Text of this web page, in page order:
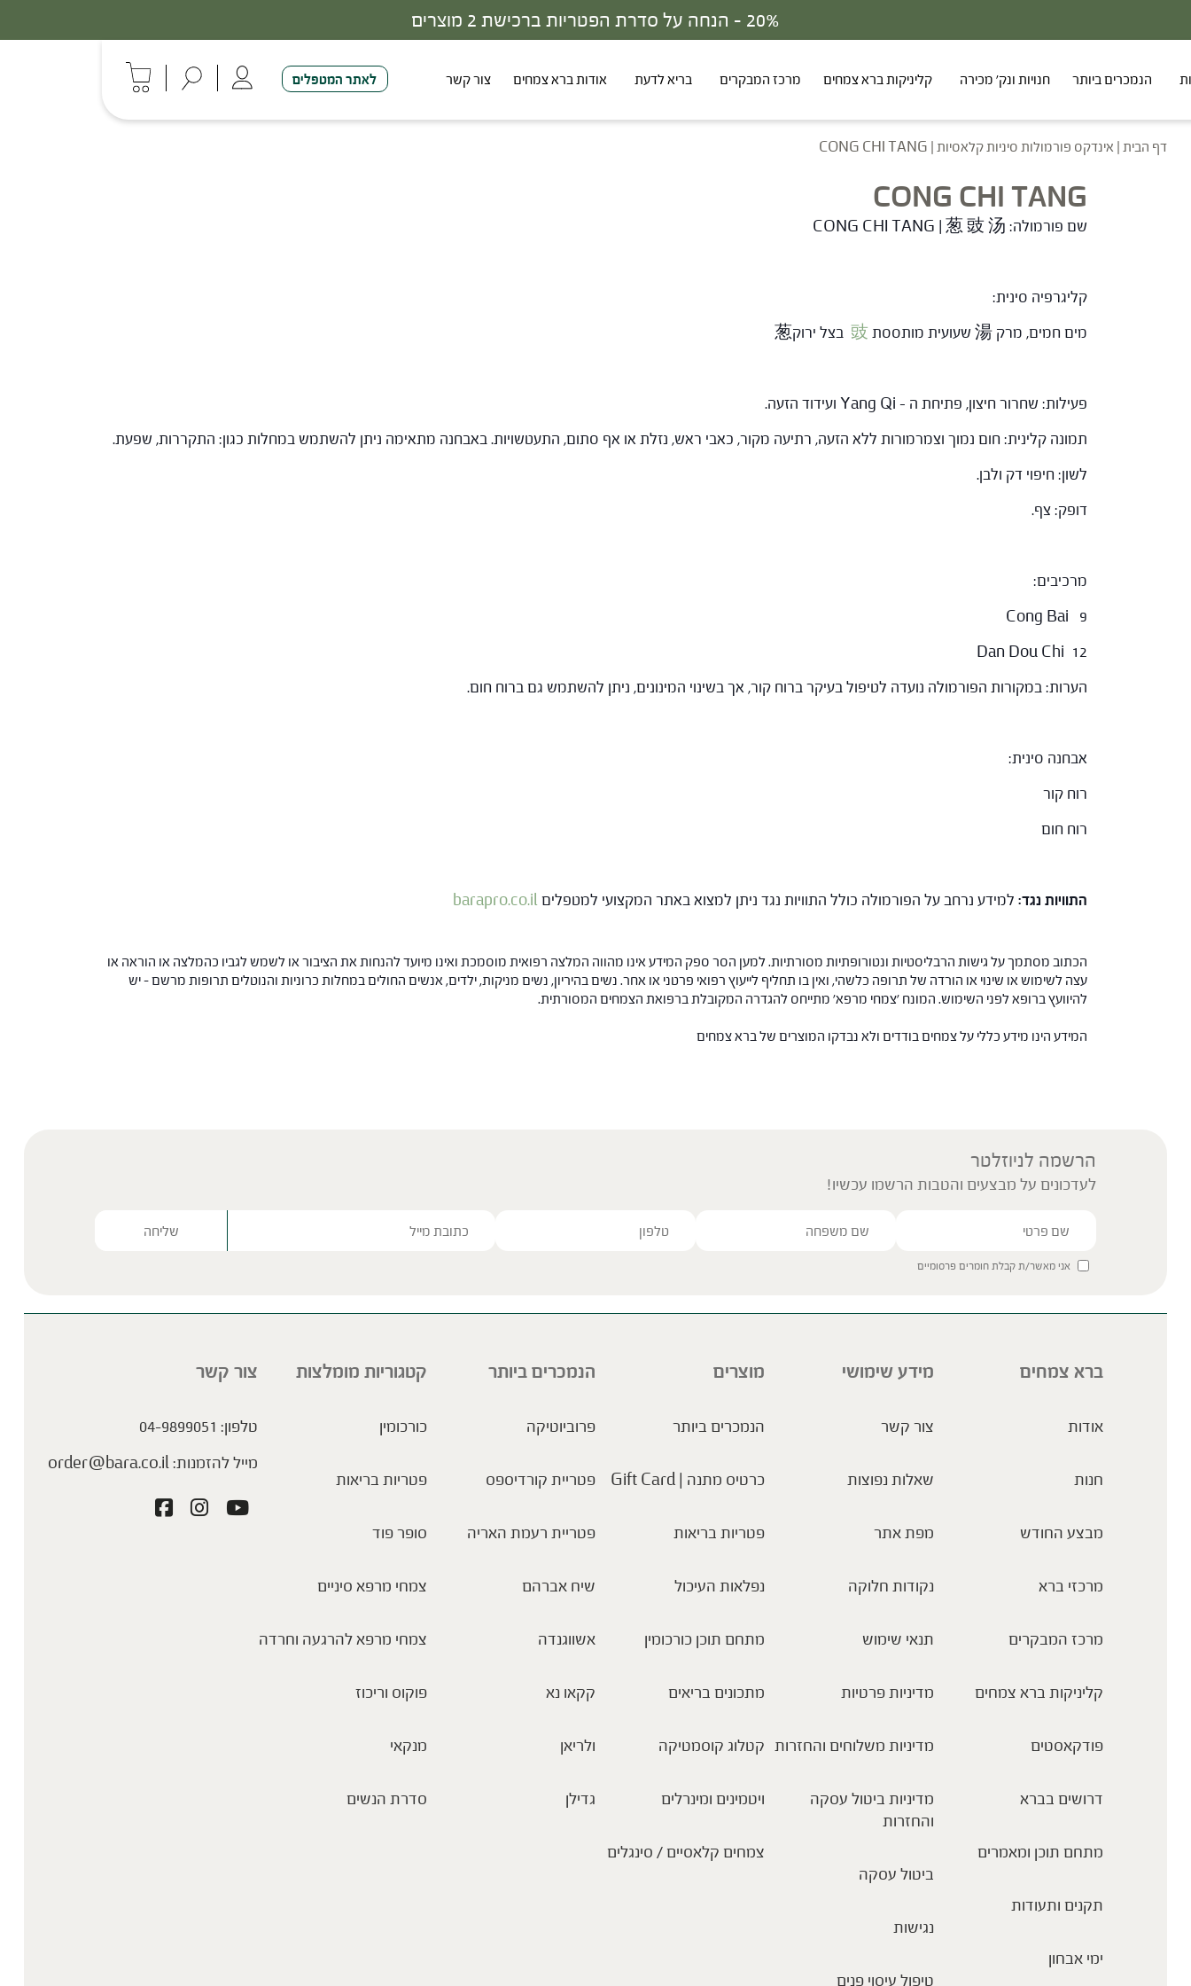
20% - הנחה על סדרת הפטריות ברכישת 2 מוצרים
הנמכרים ביותר חנויות ונק' מכירה קליניקות ברא צמחים מרכז המבקרים בריא לדעת אודות ברא צמחים צור קשר לאתר המטפלים
דף הבית | אינדקס פורמולות סיניות קלאסיות |
CONG CHI TANG
CONG CHI TANG
שם פורמולה: CONG CHI TANG | 葱 豉 汤
קליגרפיה סינית:
מים חמים, מרק 湯 שעועית מותססת
豉 בצל ירוק葱
פעילות: שחרור חיצון, פתיחת ה – Yang Qi ועידוד הזעה.
תמונה קלינית: חום נמוך וצמרמורות ללא הזעה, רתיעה מקור, כאבי ראש, נזלת או אף סתום, התעטשויות. באבחנה מתאימה ניתן להשתמש במחלות כגון: התקררות, שפעת.
לשון: חיפוי דק ולבן.
דופק: צף.
מרכיבים:
Cong Bai 9
Dan Dou Chi 12
הערות: במקורות הפורמולה נועדה לטיפול בעיקר ברוח קור, אך בשינוי המינונים, ניתן להשתמש גם ברוח חום.
אבחנה סינית:
רוח קור
רוח חום
התוויות נגד: למידע נרחב על הפורמולה כולל התוויות נגד ניתן למצוא באתר המקצועי למטפליםbarapro.co.il
הכתוב מסתמך על גישות הרבליסטיות ונטורופתיות מסורתיות. למען הסר ספק המידע אינו מהווה המלצה רפואית מוסמכת ואינו מיועד להנחות את הציבור או לשמש לגביו כהמלצה או הוראה או
עצה לשימוש או שינוי או הורדה של תרופה כלשהי, ואין בו תחליף לייעוץ רפואי פרטני או אחר. נשים בהיריון, נשים מניקות, ילדים, אנשים החולים במחלות כרוניות והנוטלים תרופות מרשם – יש
להיוועץ ברופא לפני השימוש. המונח 'צמחי מרפא' מתייחס להגדרה המקובלת ברפואת הצמחים המסורתית.
המידע הינו מידע כללי על צמחים בודדים ולא נבדקו המוצרים של ברא צמחים
הרשמה לניוזלטר
לעדכונים על מבצעים והטבות הרשמו עכשיו!
אני מאשר/ת קבלת חומרים פרסומיים
ברא צמחים
אודות
חנות
מבצע החודש
מרכזי ברא
מרכז המבקרים
קליניקות ברא צמחים
פודקאסטים
דרושים בברא
מתחם תוכן ומאמרים
תקנים ותעודות
ימי אבחון
מידע שימושי
צור קשר
שאלות נפוצות
מפת אתר
נקודות חלוקה
תנאי שימוש
מדיניות פרטיות
מדיניות משלוחים והחזרות
מדיניות ביטול עסקה
והחזרות
ביטול עסקה
נגישות
טיפול עיסוי פנים
מוצרים
הנמכרים ביותר
כרטיס מתנה | Gift Card
פטריות בריאות
נפלאות העיכול
מתחם תוכן כורכומין
מתכונים בריאים
קטלוג קוסמטיקה
ויטמינים ומינרלים
צמחים קלאסיים / סינגלים
הנמכרים ביותר
פרוביוטיקה
פטריית קורדיספס
פטריית רעמת האריה
שיח אברהם
אשווגנדה
קקאו נא
ולריאן
גדילן
קטגוריות מומלצות
כורכומין
פטריות בריאות
סופר פוד
צמחי מרפא סיניים
צמחי מרפא להרגעה וחרדה
פוקוס וריכוז
מנקאי
סדרת הנשים
צור קשר
טלפון: 04-9899051
מייל להזמנות:order@bara.co.il